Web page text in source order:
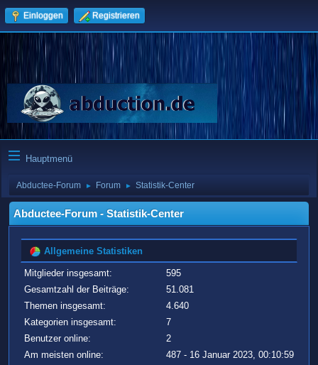
Einloggen Registrieren
Hauptmenü
Abductee-Forum ► Forum ► Statistik-Center
Abductee-Forum - Statistik-Center
Allgemeine Statistiken
Mitglieder insgesamt:
595
Gesamtzahl der Beiträge:
51.081
Themen insgesamt:
4.640
Kategorien insgesamt:
7
Benutzer online:
2
Am meisten online:
487 - 16 Januar 2023, 00:10:59